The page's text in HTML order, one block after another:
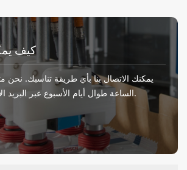
كيف
يمكنك الاتصال بنا بأي طريقة تناسبك. نحن
الساعة طوال أيام الأسبوع عبر البريد الإلكتروني أو الهاتف.